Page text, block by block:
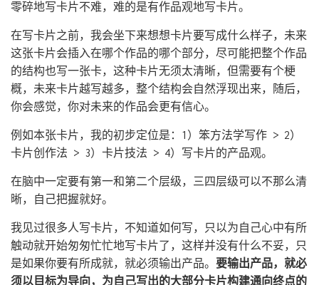
零碎地写卡片不难，难的是有作品观地写卡片。
在写卡片之前，我会坐下来想想卡片要写成什么样子，未来
这张卡片会插入在哪个作品的哪个部分，尽可能把整个作品
的结构也写一张卡，这种卡片无须太清晰，但需要有个梗
概，未来卡片越写越多，整个结构会自然浮现出来，随后，
你会感觉，你对未来的作品会更有信心。
例如本张卡片，我的初步定位是：1）笨方法学写作 > 2）
卡片创作法 > 3）卡片技法 > 4）写卡片的产品观。
在脑中一定要有第一和第二个层级，三四层级可以不那么清
晰，自己把握就好。
我见过很多人写卡片，不知道如何写，只以为自己心中有所
触动就开始匆匆忙忙地写卡片了，这样并没有什么不妥，只
是如果你要有所成就，就必须输出产品。 要输出产品，就必
须以目标为导向，为自己写出的大部分卡片构建通向终点的